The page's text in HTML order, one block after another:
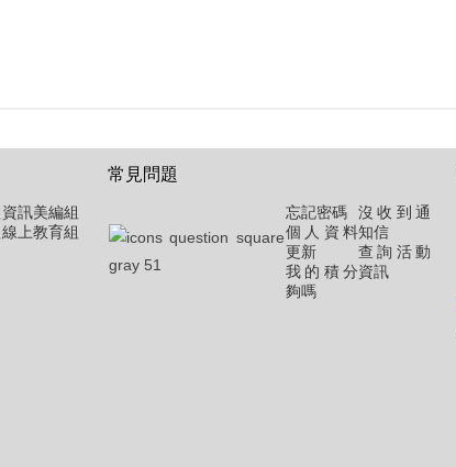
資訊美編組
線上教育組
常見問題
忘記密碼
個人資料
更新
我的積分
夠嗎
沒收到通
知信
查詢活動
資訊